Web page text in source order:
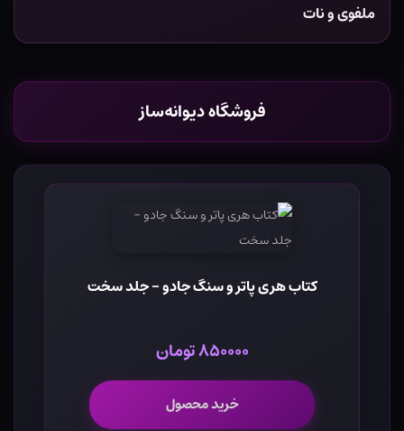
ملفوی و نات
فروشگاه دیوانه‌ساز
کتاب هری پاتر و سنگ جادو - جلد سخت
۸۵۰۰۰۰ تومان
خرید محصول